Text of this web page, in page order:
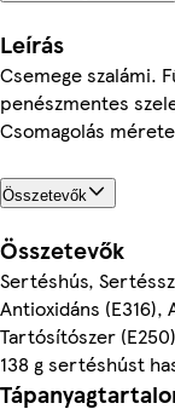
Leírás
Csemege szalámi.
penészmentes
Csomagolás
Összetevők
Összetevők
Sertéshús,
Antioxidáns (E316),
Tartósítószer
138 g sertéshúst